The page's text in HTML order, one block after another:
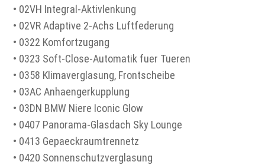
• 02VH Integral-Aktivlenkung
• 02VR Adaptive 2-Achs Luftfederung
• 0322 Komfortzugang
• 0323 Soft-Close-Automatik fuer Tueren
• 0358 Klimaverglasung, Frontscheibe
• 03AC Anhaengerkupplung
• 03DN BMW Niere Iconic Glow
• 0407 Panorama-Glasdach Sky Lounge
• 0413 Gepaeckraumtrennetz
• 0420 Sonnenschutzverglasung